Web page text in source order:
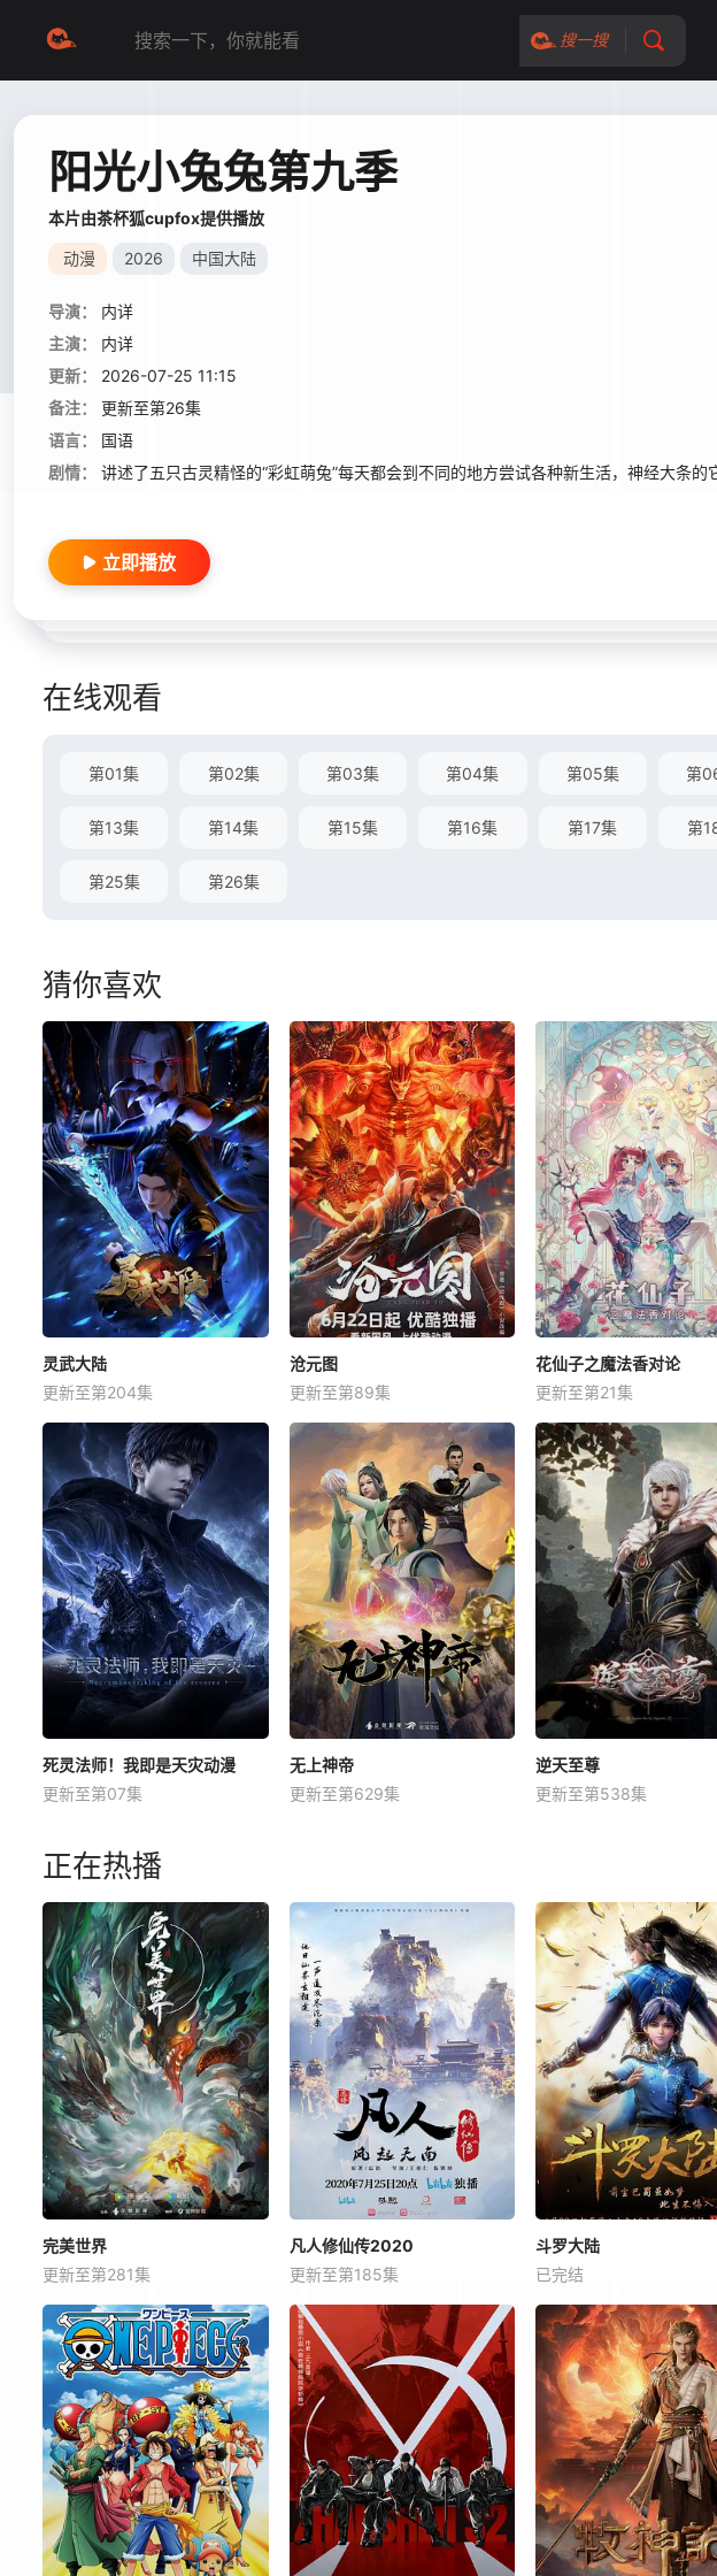
搜一搜
阳光小兔兔第九季
本片由茶杯狐cupfox提供播放
动漫 2026 中国大陆
导演：
内详
主演：
内详
更新：
2026-07-25 11:15
备注：
更新至第26集
语言：
国语
剧情：
讲述了五只古灵精怪的“彩虹萌兔”每天都会到不同的地方尝试各种新生活，神经大条的
立即播放
在线观看
第01集 第02集 第03集 第04集 第05集 第
第13集 第14集 第15集 第16集 第17集 第
第25集 第26集
猜你喜欢
灵武大陆
更新至第204集
沧元图
更新至第89集
花仙子之魔法香对论
更新至第21集
死灵法师！我即是天灾动漫
更新至第07集
无上神帝
更新至第629集
逆天至尊
更新至第538集
正在热播
完美世界
更新至第281集
凡人修仙传2020
更新至第185集
斗罗大陆
已完结